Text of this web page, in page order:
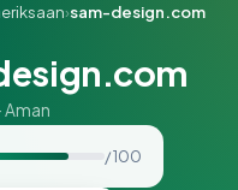
›sam-design.com
Aman
/ 100